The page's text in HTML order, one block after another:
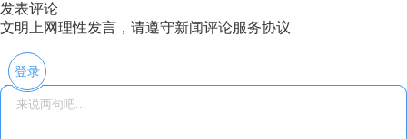
发表评论
文明上网理性发言，请遵守新闻评论服务协议
登录